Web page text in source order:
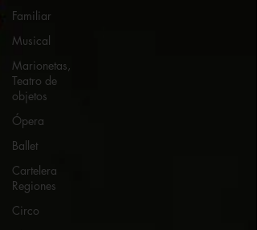
Familiar
Musical
Marionetas,
Teatro de
objetos
Ópera
Ballet
Cartelera
Regiones
Circo